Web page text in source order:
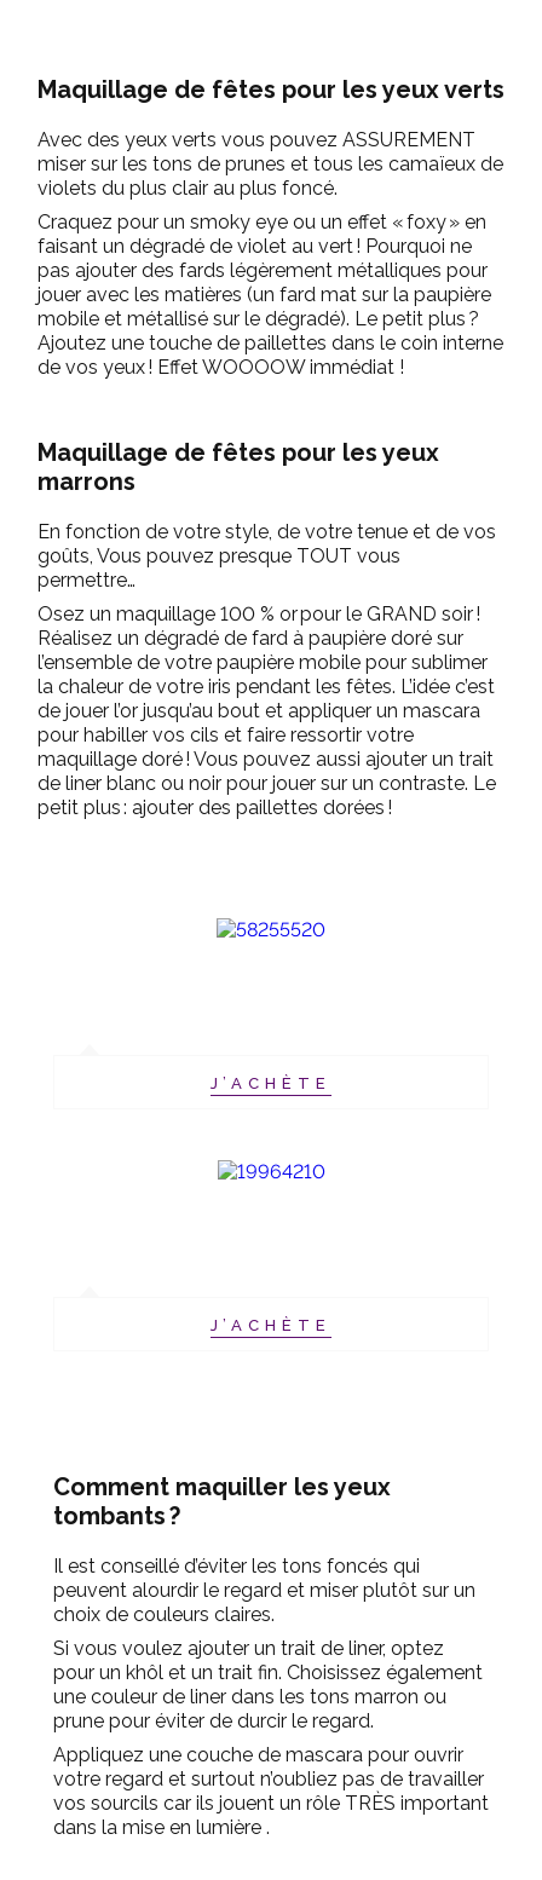
Maquillage de fêtes pour les yeux verts
Avec des yeux verts vous pouvez ASSUREMENT
miser sur les tons de prunes et tous les camaïeux de
violets du plus clair au plus foncé.
Craquez pour un smoky eye ou un effet « foxy » en
faisant un dégradé de violet au vert ! Pourquoi ne
pas ajouter des fards légèrement métalliques pour
jouer avec les matières (un fard mat sur la paupière
mobile et métallisé sur le dégradé). Le petit plus ?
Ajoutez une touche de paillettes dans le coin interne
de vos yeux ! Effet WOOOOW immédiat !
Maquillage de fêtes pour les yeux
marrons
En fonction de votre style, de votre tenue et de vos
goûts, Vous pouvez presque TOUT vous
permettre…
Osez un maquillage 100 % or pour le GRAND soir !
Réalisez un dégradé de fard à paupière doré sur
l’ensemble de votre paupière mobile pour sublimer
la chaleur de votre iris pendant les fêtes. L’idée c’est
de jouer l’or jusqu’au bout et appliquer un mascara
pour habiller vos cils et faire ressortir votre
maquillage doré ! Vous pouvez aussi ajouter un trait
de liner blanc ou noir pour jouer sur un contraste. Le
petit plus : ajouter des paillettes dorées !
J’ACHÈTE
J’ACHÈTE
Comment maquiller les yeux
tombants ?
Il est conseillé d’éviter les tons foncés qui
peuvent alourdir le regard et miser plutôt sur un
choix de couleurs claires.
Si vous voulez ajouter un trait de liner, optez
pour un khôl et un trait fin. Choisissez également
une couleur de liner dans les tons marron ou
prune pour éviter de durcir le regard.
Appliquez une couche de mascara pour ouvrir
votre regard et surtout n’oubliez pas de travailler
vos sourcils car ils jouent un rôle TRÈS important
dans la mise en lumière .